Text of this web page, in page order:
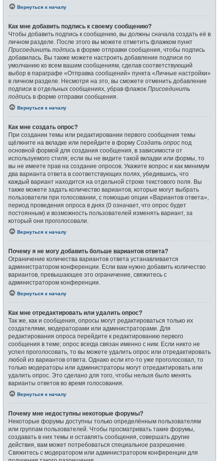
Вернуться к началу
Как мне добавить подпись к своему сообщению?
Чтобы добавить подпись к сообщению, вы должны сначала создать её в
личном разделе. После этого вы можете отметить флажком пункт
Присоединить подпись в форме отправки сообщения, чтобы подпись
добавилась. Вы также можете настроить добавление подписи по
умолчанию ко всем вашим сообщениям, сделав соответствующий
выбор в параграфе «Отправка сообщений» пункта «Личные настройки»
в личном разделе. Несмотря на это, вы сможете отменить добавление
подписи в отдельных сообщениях, убрав флажок Присоединить
подпись в форме отправки сообщения.
Вернуться к началу
Как мне создать опрос?
При создании темы или редактировании первого сообщения темы
щёлкните на вкладке или перейдите в форму Создать опрос под
основной формой для создания сообщения, в зависимости от
используемого стиля; если вы не видите такой вкладки или формы, то
вы не имеете прав на создание опросов. Укажите вопрос и как минимум
два варианта ответа в соответствующих полях, убедившись, что
каждый вариант находится на отдельной строке текстового поля. Вы
также можете задать количество вариантов, которые могут выбрать
пользователи при голосовании, с помощью опции «Вариантов ответа»,
период проведения опроса в днях (0 означает, что опрос будет
постоянным) и возможность пользователей изменять вариант, за
который они проголосовали.
Вернуться к началу
Почему я не могу добавить больше вариантов ответа?
Ограничение количества вариантов ответа устанавливается
администратором конференции. Если вам нужно добавить количество
вариантов, превышающее это ограничение, свяжитесь с
администратором конференции.
Вернуться к началу
Как мне отредактировать или удалить опрос?
Так же, как и сообщения, опросы могут редактироваться только их
создателями, модераторами или администраторами. Для
редактирования опроса перейдите к редактированию первого
сообщения в теме; опрос всегда связан именно с ним. Если никто не
успел проголосовать, то вы можете удалить опрос или отредактировать
любой из вариантов ответа. Однако если кто-то уже проголосовал, то
только модераторы или администраторы могут отредактировать или
удалить опрос. Это сделано для того, чтобы нельзя было менять
варианты ответов во время голосования.
Вернуться к началу
Почему мне недоступны некоторые форумы?
Некоторые форумы доступны только определённым пользователям
или группам пользователей. Чтобы просматривать такие форумы,
создавать в них темы и оставлять сообщения, совершать другие
действия, вам может потребоваться специальное разрешение.
Свяжитесь с модератором или администратором конференции для